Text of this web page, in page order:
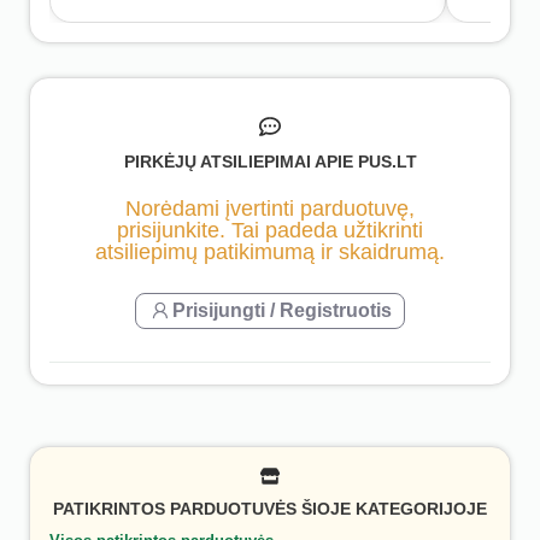
PIRKĖJŲ ATSILIEPIMAI APIE PUS.LT
Norėdami įvertinti parduotuvę,
prisijunkite. Tai padeda užtikrinti
atsiliepimų patikimumą ir skaidrumą.
Prisijungti / Registruotis
PATIKRINTOS PARDUOTUVĖS ŠIOJE KATEGORIJOJE